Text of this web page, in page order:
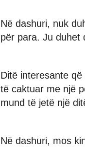
Në dashuri, nuk
për para. Ju duhet
Ditë interesante
të caktuar me një
mund të jetë një
Në dashuri, mos